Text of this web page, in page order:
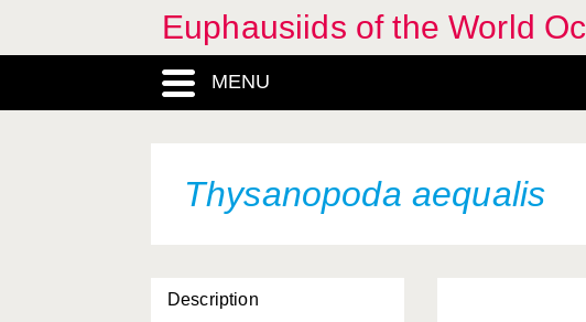
Euphausiids of the World
MENU
Thysanopoda aequalis
Description
Stylocheiron suhmi
Tessarabrachion oculatum
Thysanoessa inspinata
Thysanoessa longipes